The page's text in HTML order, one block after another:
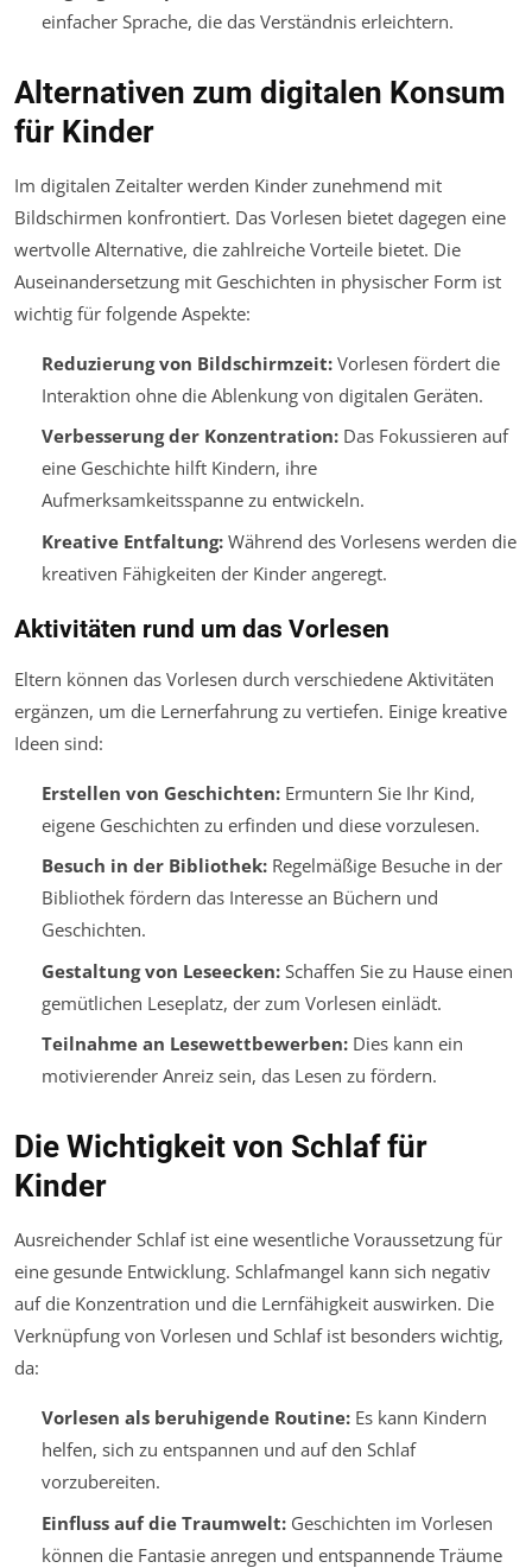
einfacher Sprache, die das Verständnis erleichtern.
Alternativen zum digitalen Konsum
für Kinder
Im digitalen Zeitalter werden Kinder zunehmend mit
Bildschirmen konfrontiert. Das Vorlesen bietet dagegen eine
wertvolle Alternative, die zahlreiche Vorteile bietet. Die
Auseinandersetzung mit Geschichten in physischer Form ist
wichtig für folgende Aspekte:
Reduzierung von Bildschirmzeit:Vorlesen fördert die
Interaktion ohne die Ablenkung von digitalen Geräten.
Verbesserung der Konzentration:Das Fokussieren auf
eine Geschichte hilft Kindern, ihre
Aufmerksamkeitsspanne zu entwickeln.
Kreative Entfaltung:Während des Vorlesens werden die
kreativen Fähigkeiten der Kinder angeregt.
Aktivitäten rund um das Vorlesen
Eltern können das Vorlesen durch verschiedene Aktivitäten
ergänzen, um die Lernerfahrung zu vertiefen. Einige kreative
Ideen sind:
Erstellen von Geschichten:Ermuntern Sie Ihr Kind,
eigene Geschichten zu erfinden und diese vorzulesen.
Besuch in der Bibliothek:Regelmäßige Besuche in der
Bibliothek fördern das Interesse an Büchern und
Geschichten.
Gestaltung von Leseecken:Schaffen Sie zu Hause einen
gemütlichen Leseplatz, der zum Vorlesen einlädt.
Teilnahme an Lesewettbewerben:Dies kann ein
motivierender Anreiz sein, das Lesen zu fördern.
Die Wichtigkeit von Schlaf für
Kinder
Ausreichender Schlaf ist eine wesentliche Voraussetzung für
eine gesunde Entwicklung. Schlafmangel kann sich negativ
auf die Konzentration und die Lernfähigkeit auswirken. Die
Verknüpfung von Vorlesen und Schlaf ist besonders wichtig,
da:
Vorlesen als beruhigende Routine:Es kann Kindern
helfen, sich zu entspannen und auf den Schlaf
vorzubereiten.
Einfluss auf die Traumwelt:Geschichten im Vorlesen
können die Fantasie anregen und entspannende Träume